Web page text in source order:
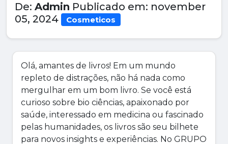
De: Admin Publicado em: november
05, 2024
Cosmeticos
Olá, amantes de livros! Em um mundo
repleto de distrações, não há nada como
mergulhar em um bom livro. Se você está
curioso sobre bio ciências, apaixonado por
saúde, interessado em medicina ou fascinado
pelas humanidades, os livros são seu bilhete
para novos insights e experiências. No GRUPO